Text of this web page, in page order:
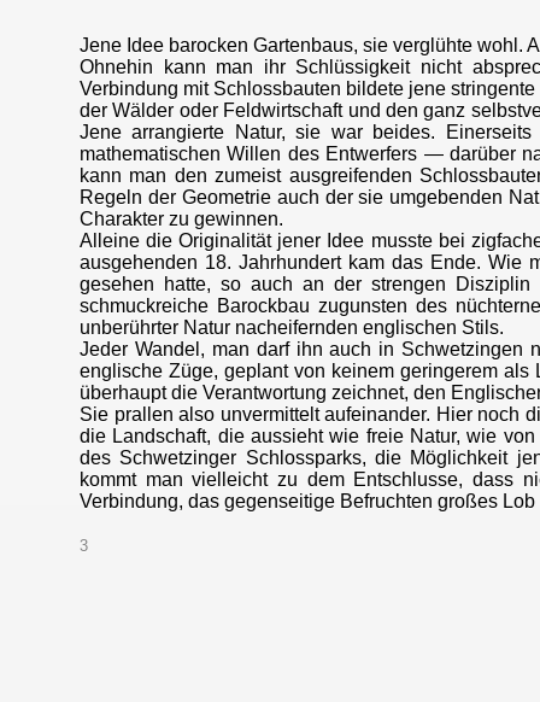
Jene Idee barocken Gartenbaus, sie verglühte wohl.
Ohnehin kann man ihr Schlüssigkeit nicht
Verbindung mit Schlossbauten bildete jene
der Wälder oder Feldwirtschaft und den ganz
Jene arrangierte Natur, sie war beides.
mathematischen Willen des Entwerfers — darüber
kann man den zumeist ausgreifenden
Regeln der Geometrie auch der sie umgebenden
Charakter zu gewinnen.
Alleine die Originalität jener Idee musste bei
ausgehenden 18. Jahrhundert kam das Ende. Wie
gesehen hatte, so auch an der strengen Disziplin
schmuckreiche Barockbau zugunsten des
unberührter Natur nacheifernden englischen Stils.
Jeder Wandel, man darf ihn auch in Schwetzingen
englische Züge, geplant von keinem geringerem
überhaupt die Verantwortung zeichnet, den
Sie prallen also unvermittelt aufeinander. Hier noch
die Landschaft, die aussieht wie freie Natur, wie
des Schwetzinger Schlossparks, die Möglichkeit
kommt man vielleicht zu dem Entschlusse, dass
Verbindung, das gegenseitige Befruchten großes Lob
3